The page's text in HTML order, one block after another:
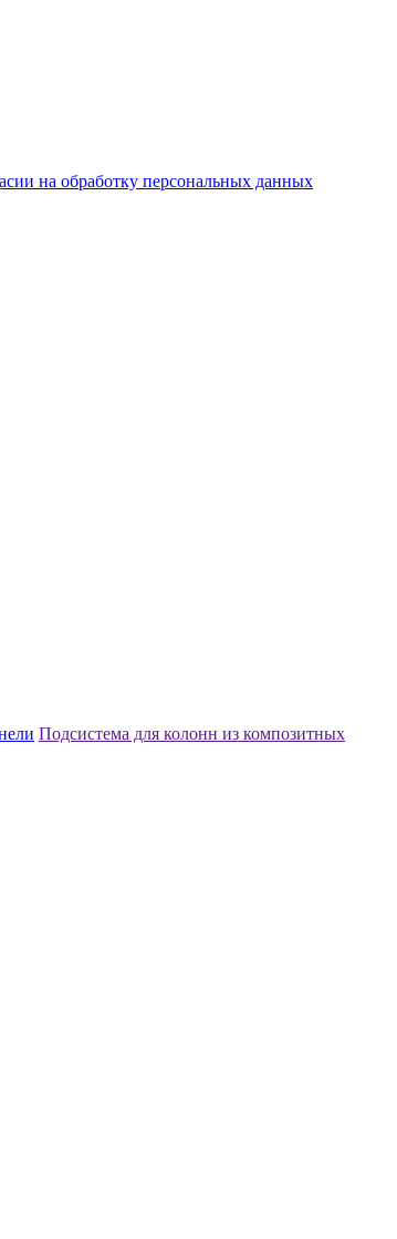
на обработку персональных данных
Подсистема для колонн из композитных